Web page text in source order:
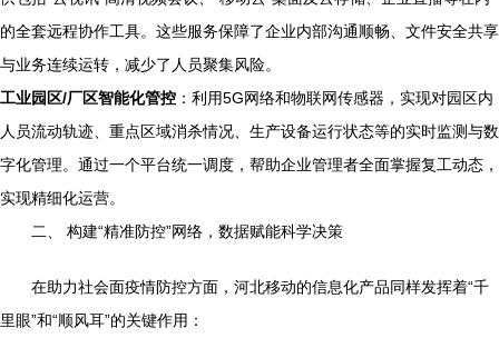
的全套远程协作工具。这些服务保障了企业内部沟通顺畅、文件安全共享
与业务连续运转，减少了人员聚集风险。
工业园区/厂区智能化管控 ：利用5G网络和物联网传感器，实现对园区内
人员流动轨迹、重点区域消杀情况、生产设备运行状态等的实时监测与数
字化管理。通过一个平台统一调度，帮助企业管理者全面掌握复工动态，
实现精细化运营。
二、 构建“精准防控”网络，数据赋能科学决策
在助力社会面疫情防控方面，河北移动的信息化产品同样发挥着“千
里眼”和“顺风耳”的关键作用：